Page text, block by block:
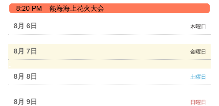
水
日,
8
月
5th
2026
8:20 PM 熱海海上花火大会
木曜日
8月 6
金曜日
8月 7
土曜日
8月 8
日曜日
8月 9